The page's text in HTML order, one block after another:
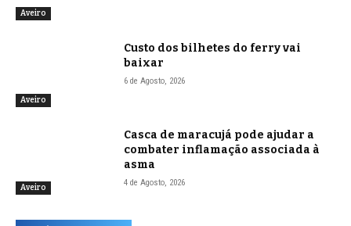
Aveiro
Aveiro
Custo dos bilhetes do ferry vai
baixar
6 de Agosto, 2026
Aveiro
Casca de maracujá pode ajudar a
combater inflamação associada à
asma
4 de Agosto, 2026